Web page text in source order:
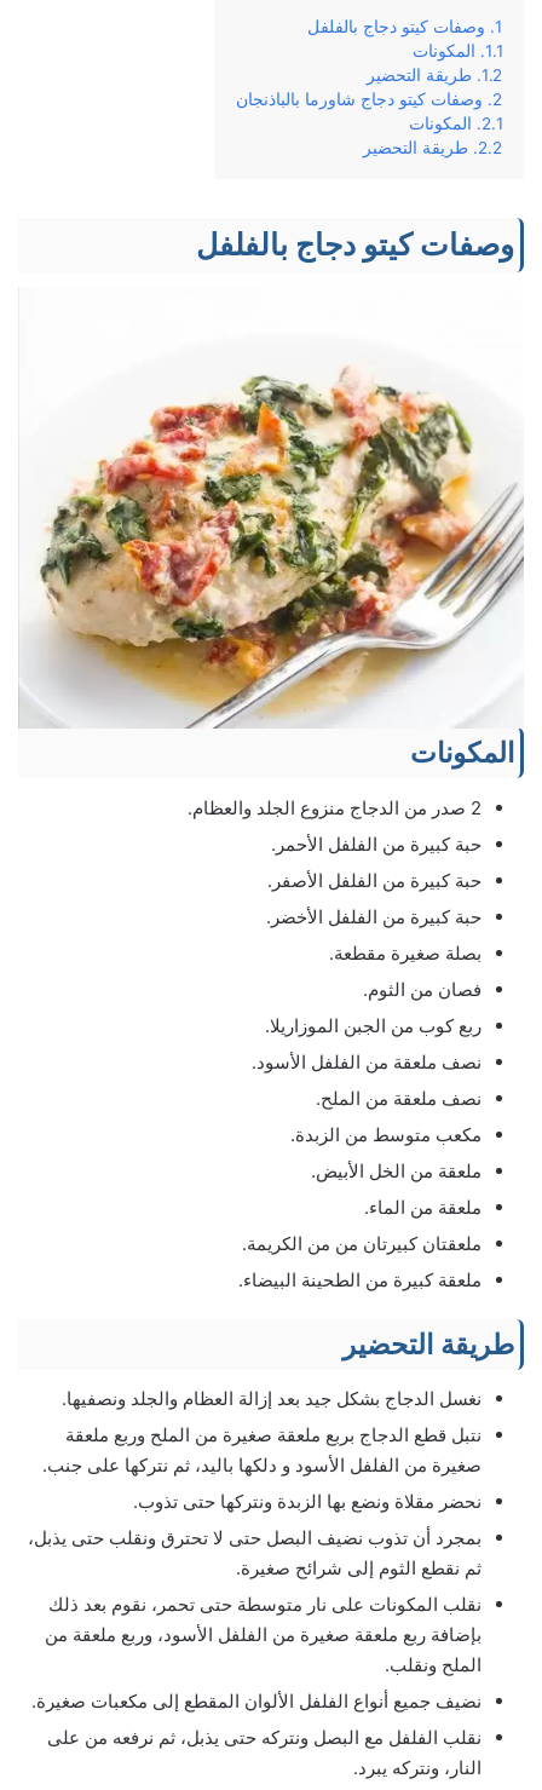
وصفات كيتو دجاج بالفلفل
المكونات
طريقة التحضير
وصفات كيتو دجاج شاورما بالباذنجان
المكونات
طريقة التحضير
وصفات كيتو دجاج بالفلفل
المكونات
2 صدر من الدجاج منزوع الجلد والعظام.
حبة كبيرة من الفلفل الأحمر.
حبة كبيرة من الفلفل الأصفر.
حبة كبيرة من الفلفل الأخضر.
بصلة صغيرة مقطعة.
فصان من الثوم.
ربع كوب من الجبن الموزاريلا.
نصف ملعقة من الفلفل الأسود.
نصف ملعقة من الملح.
مكعب متوسط من الزبدة.
ملعقة من الخل الأبيض.
ملعقة من الماء.
ملعقتان كبيرتان من من الكريمة.
ملعقة كبيرة من الطحينة البيضاء.
طريقة التحضير
نغسل الدجاج بشكل جيد بعد إزالة العظام والجلد ونصفيها.
نتبل قطع الدجاج بربع ملعقة صغيرة من الملح وربع ملعقة
صغيرة من الفلفل الأسود و دلكها باليد، ثم نتركها على جنب.
نحضر مقلاة ونضع بها الزبدة ونتركها حتى تذوب.
بمجرد أن تذوب نضيف البصل حتى لا تحترق ونقلب حتى يذبل،
ثم نقطع الثوم إلى شرائح صغيرة.
نقلب المكونات على نار متوسطة حتى تحمر، نقوم بعد ذلك
بإضافة ربع ملعقة صغيرة من الفلفل الأسود، وربع ملعقة من
الملح ونقلب.
نضيف جميع أنواع الفلفل الألوان المقطع إلى مكعبات صغيرة.
نقلب الفلفل مع البصل ونتركه حتى يذبل، ثم نرفعه من على
النار، ونتركه يبرد.